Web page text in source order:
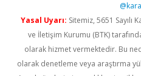
Yasal Uyarı: Sitemiz, 5651 Sayılı
ve İletişim Kurumu (BTK)
olarak hizmet vermektedir. Bu
olarak denetleme veya araştırma